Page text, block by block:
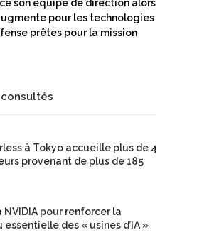
son équipe de direction alors
pour les technologies
prêtes pour la mission
à Tokyo accueille plus de 4
provenant de plus de 185
NVIDIA pour renforcer la
des « usines d’IA »